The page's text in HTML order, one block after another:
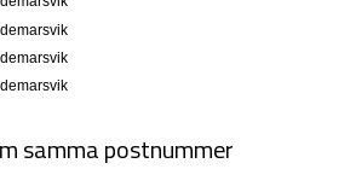
samma postnummer